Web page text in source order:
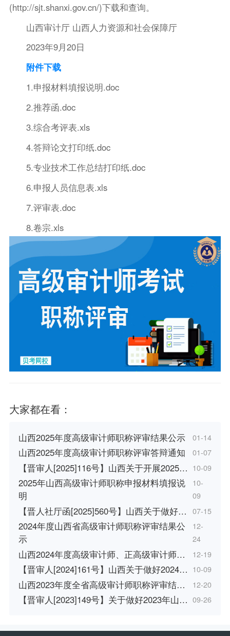
(http://sjt.shanxi.gov.cn/)下载和查询。
山西审计厅 山西人力资源和社会保障厅
2023年9月20日
附件下载
1.申报材料填报说明.doc
2.推荐函.doc
3.综合考评表.xls
4.答辩论文打印纸.doc
5.专业技术工作总结打印纸.doc
6.申报人员信息表.xls
7.评审表.doc
8.卷宗.xls
大家都在看：
山西2025年度高级审计师职称评审结果公示 01-14
山西2025年度高级审计师职称评审答辩通知 01-07
【晋审人[2025]116号】山西关于开展2025… 10-09
2025年山西高级审计师职称申报材料填报说
明
10-
09
【晋人社厅函[2025]560号】山西关于做好… 07-15
2024年度山西省高级审计师职称评审结果公
示
12-
24
山西2024年度高级审计师、正高级审计师… 12-19
【晋审人[2024]161号】山西关于做好2024… 10-09
山西2023年度全省高级审计师职称评审结… 12-20
【晋审人[2023]149号】关于做好2023年山… 09-26